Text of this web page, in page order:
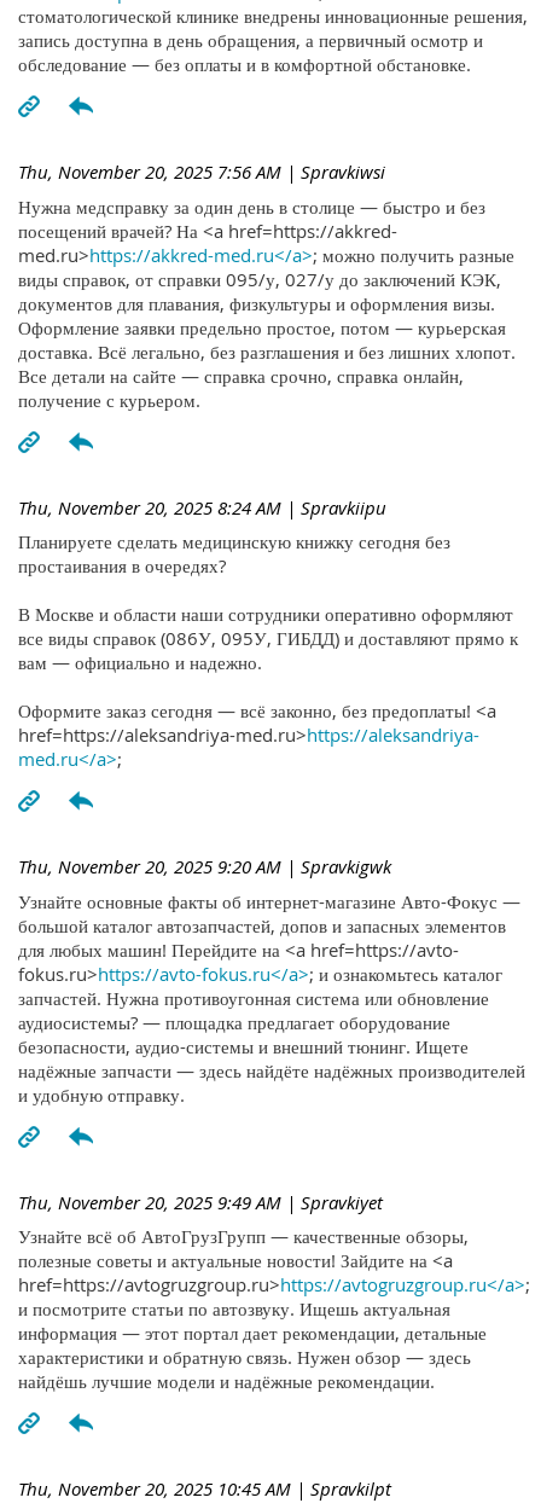
стоматологической клинике внедрены инновационные решения,
запись доступна в день обращения, а первичный осмотр и
обследование — без оплаты и в комфортной обстановке.
Thu, November 20, 2025 7:56 AM | Spravkiwsi
Нужна медсправку за один день в столице — быстро и без
посещений врачей? На <a href=https://akkred-
med.ru>https://akkred-med.ru</a>; можно получить разные
виды справок, от справки 095/у, 027/у до заключений КЭК,
документов для плавания, физкультуры и оформления визы.
Оформление заявки предельно простое, потом — курьерская
доставка. Всё легально, без разглашения и без лишних хлопот.
Все детали на сайте — справка срочно, справка онлайн,
получение с курьером.
Thu, November 20, 2025 8:24 AM | Spravkiipu
Планируете сделать медицинскую книжку сегодня без
простаивания в очередях?
В Москве и области наши сотрудники оперативно оформляют
все виды справок (086У, 095У, ГИБДД) и доставляют прямо к
вам — официально и надежно.
Оформите заказ сегодня — всё законно, без предоплаты! <a
href=https://aleksandriya-med.ru>https://aleksandriya-
med.ru</a>;
Thu, November 20, 2025 9:20 AM | Spravkigwk
Узнайте основные факты об интернет-магазине Авто-Фокус —
большой каталог автозапчастей, допов и запасных элементов
для любых машин! Перейдите на <a href=https://avto-
fokus.ru>https://avto-fokus.ru</a>; и ознакомьтесь каталог
запчастей. Нужна противоугонная система или обновление
аудиосистемы? — площадка предлагает оборудование
безопасности, аудио-системы и внешний тюнинг. Ищете
надёжные запчасти — здесь найдёте надёжных производителей
и удобную отправку.
Thu, November 20, 2025 9:49 AM | Spravkiyet
Узнайте всё об АвтоГрузГрупп — качественные обзоры,
полезные советы и актуальные новости! Зайдите на <a
href=https://avtogruzgroup.ru>https://avtogruzgroup.ru</a>;
и посмотрите статьи по автозвуку. Ищешь актуальная
информация — этот портал дает рекомендации, детальные
характеристики и обратную связь. Нужен обзор — здесь
найдёшь лучшие модели и надёжные рекомендации.
Thu, November 20, 2025 10:45 AM | Spravkilpt